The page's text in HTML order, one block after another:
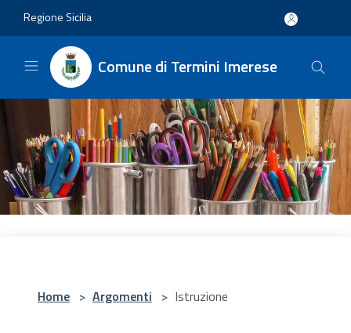
Regione Sicilia
Comune di Termini Imerese
Home > Argomenti > Istruzione